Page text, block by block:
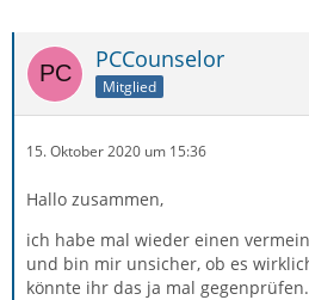
PCCounselor
Mitglied
15. Oktober 2020 um 15:36
Hallo zusammen,
ich habe mal wieder einen
und bin mir unsicher, ob es
könnte ihr das ja mal gegenprüfen.